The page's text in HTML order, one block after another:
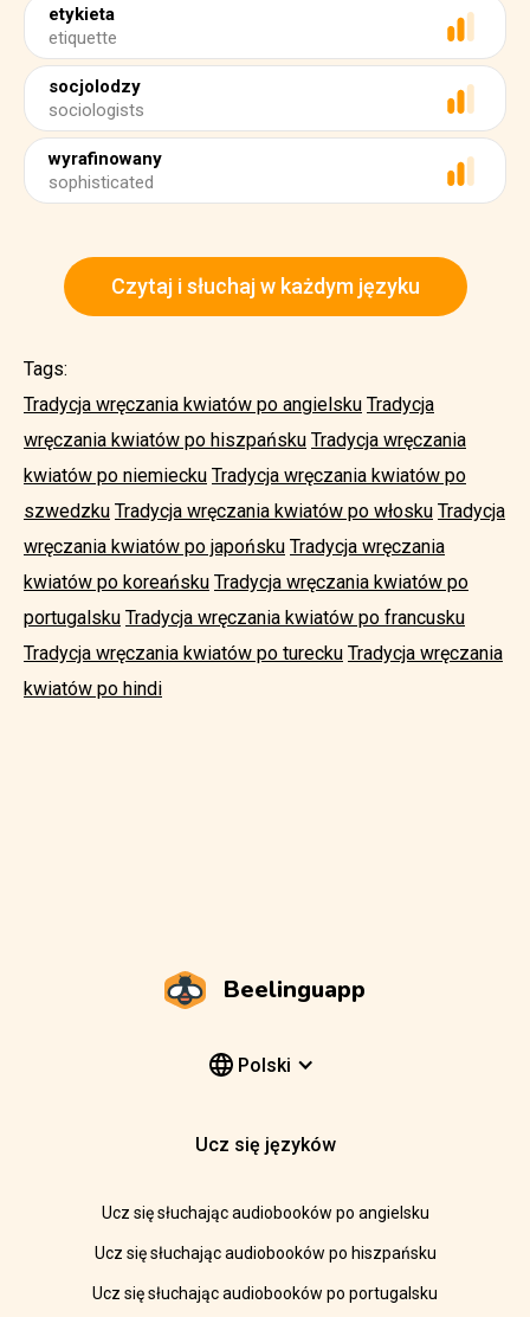
etykieta
etiquette
socjolodzy
sociologists
wyrafinowany
sophisticated
Czytaj i słuchaj w każdym języku
Tags:
Tradycja wręczania kwiatów po angielsku Tradycja
wręczania kwiatów po hiszpańsku Tradycja wręczania
kwiatów po niemiecku Tradycja wręczania kwiatów po
szwedzku Tradycja wręczania kwiatów po włosku Tradycja
wręczania kwiatów po japońsku Tradycja wręczania
kwiatów po koreańsku Tradycja wręczania kwiatów po
portugalsku Tradycja wręczania kwiatów po francusku
Tradycja wręczania kwiatów po turecku Tradycja wręczania
kwiatów po hindi
Beelinguapp
Polski
Ucz się języków
Ucz się słuchając audiobooków po angielsku
Ucz się słuchając audiobooków po hiszpańsku
Ucz się słuchając audiobooków po portugalsku